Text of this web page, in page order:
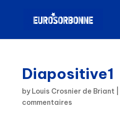
Diapositive1
by Louis Crosnier de Briant
commentaires